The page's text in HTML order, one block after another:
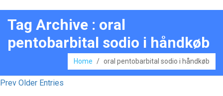
Tag Archive : oral
pentobarbital sodio i håndkøb
Home / oral pentobarbital sodio i håndkøb
Prev Older Entries